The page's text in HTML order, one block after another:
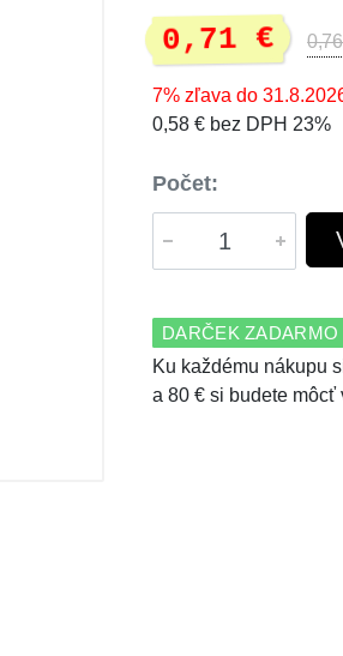
0,71 €
7% zľava do
0,58 € bez DPH 23%
Počet:
DARČEK ZADARMO
Ku každému nákupu
a 80 € si budete môcť